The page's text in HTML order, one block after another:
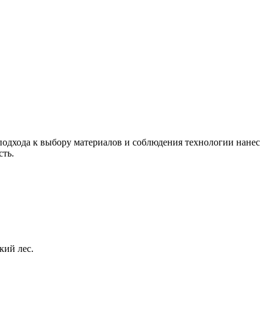
к выбору материалов и соблюдения технологии
лес.